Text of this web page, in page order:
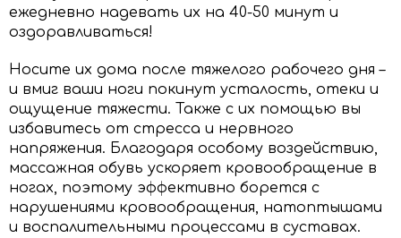
ежедневно надевать их на 40-50 минут и
оздоравливаться!
Носите их дома после тяжелого рабочего дня –
и вмиг ваши ноги покинут усталость, отеки и
ощущение тяжести. Также с их помощью вы
избавитесь от стресса и нервного
напряжения. Благодаря особому воздействию,
массажная обувь ускоряет кровообращение в
ногах, поэтому эффективно борется с
нарушениями кровообращения, натоптышами
и воспалительными процессами в суставах.